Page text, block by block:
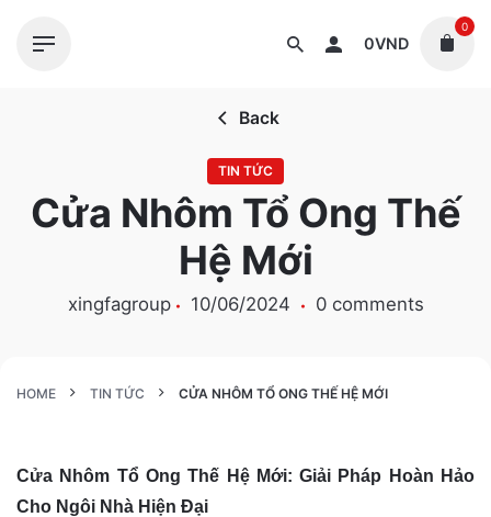
0VND
0
Back
TIN TỨC
Cửa Nhôm Tổ Ong Thế
Hệ Mới
xingfagroup 10/06/2024 0 comments
HOME TIN TỨC CỬA NHÔM TỔ ONG THẾ HỆ MỚI
Cửa Nhôm Tổ Ong Thế Hệ Mới: Giải Pháp Hoàn Hảo
Cho Ngôi Nhà Hiện Đại